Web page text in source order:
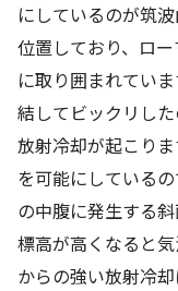
にしているのが筑
位置しており、ロ
に取り囲まれてい
結してビックリし
放射冷却が起こり
を可能にしている
の中腹に発生する
標高が高くなると
からの強い放射冷